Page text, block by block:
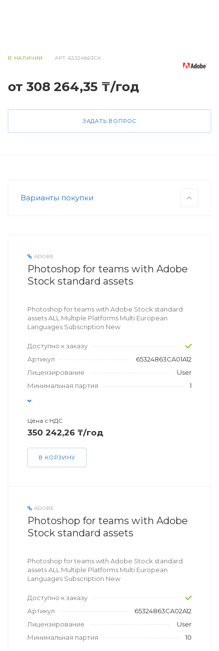
В НАЛИЧИИ АРТ.65324863CA
от 308 264,35 ₸/год
ЗАДАТЬ ВОПРОС
Варианты покупки
ADOBE
Photoshop for teams with Adobe
Stock standard assets
Photoshop for teams with Adobe Stock standard
assets ALL Multiple Platforms Multi European
Languages Subscription New
Доступно к заказу
Артикул
65324863CA01A12
Лицензирование
User
Минимальная партия
1
Цена с НДС
350 242,26 ₸/год
В КОРЗИНУ
ADOBE
Photoshop for teams with Adobe
Stock standard assets
Photoshop for teams with Adobe Stock standard
assets ALL Multiple Platforms Multi European
Languages Subscription New
Доступно к заказу
Артикул
65324863CA02A12
Лицензирование
User
Минимальная партия
10